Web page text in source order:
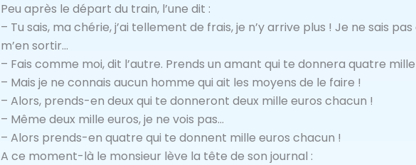
Peu après le départ du train, l’une dit :
– Tu sais, ma chérie, j’ai tellement de frais, je n’y arrive plus ! Je ne sais
m’en sortir…
– Fais comme moi, dit l’autre. Prends un amant qui te donnera quatre
– Mais je ne connais aucun homme qui ait les moyens de le faire !
– Alors, prends-en deux qui te donneront deux mille euros chacun !
– Même deux mille euros, je ne vois pas…
– Alors prends-en quatre qui te donnent mille euros chacun !
A ce moment-là le monsieur lève la tête de son journal :